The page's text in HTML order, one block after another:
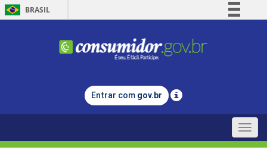
BRASIL
Comunica BR
Legislação
Entrar com gov.br
Toggle